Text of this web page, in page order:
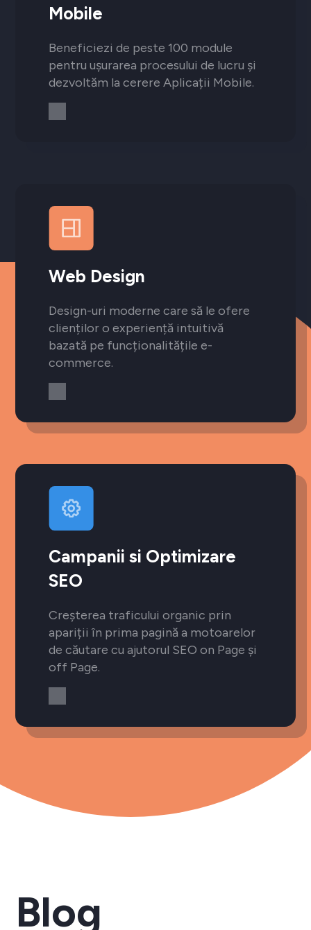
Mobile
Beneficiezi de peste 100 module
pentru ușurarea procesului de lucru și
dezvoltăm la cerere Aplicații Mobile.
Web Design
Design-uri moderne care să le ofere
clienților o experiență intuitivă
bazată pe funcționalitățile e-
commerce.
Campanii si Optimizare
SEO
Creșterea traficului organic prin
apariții în prima pagină a motoarelor
de căutare cu ajutorul SEO on Page și
off Page.
Blog